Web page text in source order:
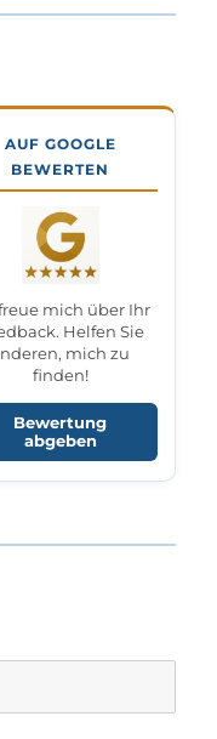
AUF GOOGLE
BEWERTEN
mich über Ihr
Helfen Sie
mich zu
finden!
Bewertung
abgeben